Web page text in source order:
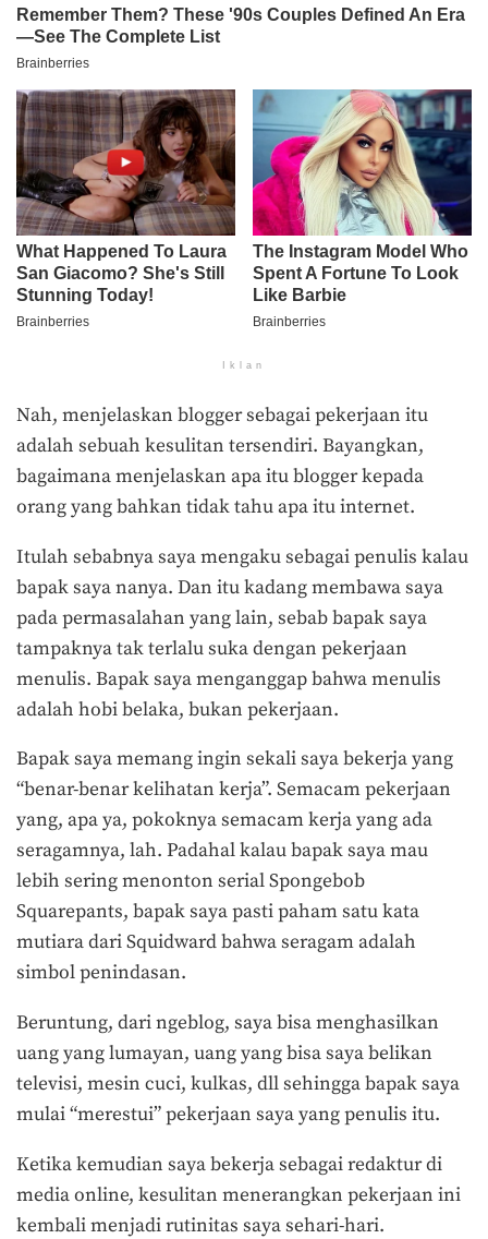
Iklan
Nah, menjelaskan blogger sebagai pekerjaan itu
adalah sebuah kesulitan tersendiri. Bayangkan,
bagaimana menjelaskan apa itu blogger kepada
orang yang bahkan tidak tahu apa itu internet.
Itulah sebabnya saya mengaku sebagai penulis kalau
bapak saya nanya. Dan itu kadang membawa saya
pada permasalahan yang lain, sebab bapak saya
tampaknya tak terlalu suka dengan pekerjaan
menulis. Bapak saya menganggap bahwa menulis
adalah hobi belaka, bukan pekerjaan.
Bapak saya memang ingin sekali saya bekerja yang
“benar-benar kelihatan kerja”. Semacam pekerjaan
yang, apa ya, pokoknya semacam kerja yang ada
seragamnya, lah. Padahal kalau bapak saya mau
lebih sering menonton serial Spongebob
Squarepants, bapak saya pasti paham satu kata
mutiara dari Squidward bahwa seragam adalah
simbol penindasan.
Beruntung, dari ngeblog, saya bisa menghasilkan
uang yang lumayan, uang yang bisa saya belikan
televisi, mesin cuci, kulkas, dll sehingga bapak saya
mulai “merestui” pekerjaan saya yang penulis itu.
Ketika kemudian saya bekerja sebagai redaktur di
media online, kesulitan menerangkan pekerjaan ini
kembali menjadi rutinitas saya sehari-hari.